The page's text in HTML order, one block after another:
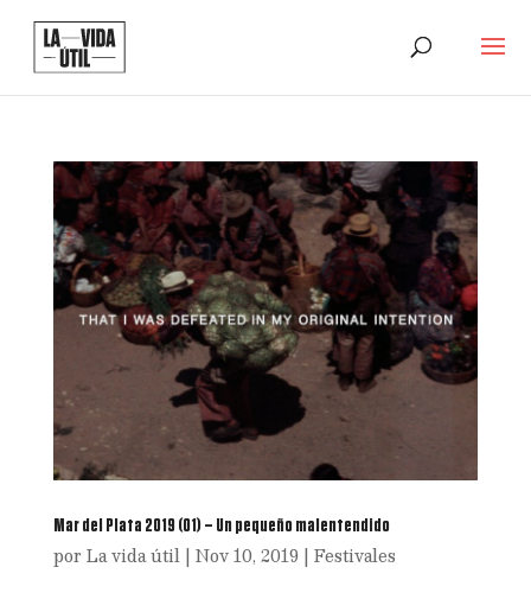
Mar del Plata 2019 (01) – Un pequeño malentendido
por La vida útil| Nov 10, 2019 | Festivales